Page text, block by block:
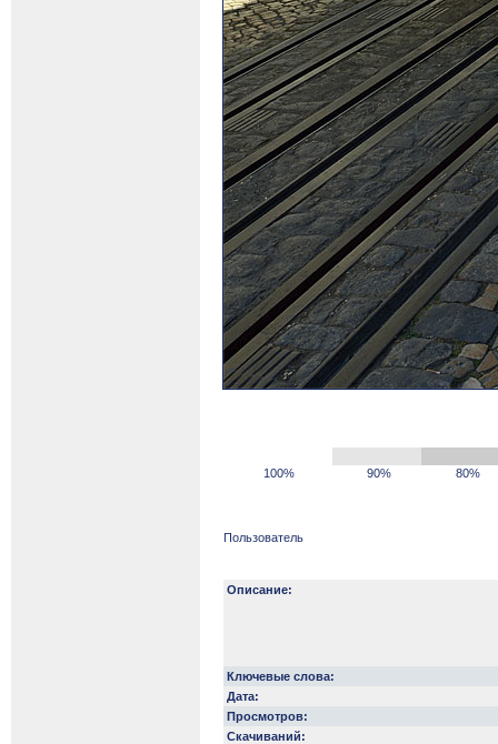
100% 90% 80%
Пользователь
Описание:
Ключевые слова:
Дата:
Просмотров:
Скачиваний: